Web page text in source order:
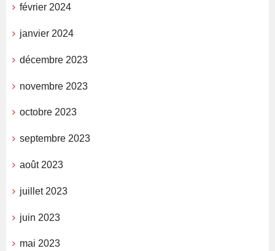
février 2024
janvier 2024
décembre 2023
novembre 2023
octobre 2023
septembre 2023
août 2023
juillet 2023
juin 2023
mai 2023